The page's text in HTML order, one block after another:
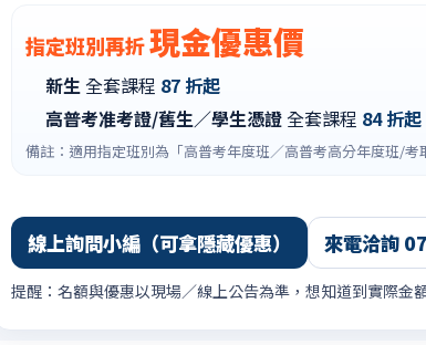
指定班別再折現金優惠價
新生全套課程 87 折起
高普考准考證/舊生／學生憑證全套課程 84 折起
備註：適用指定班別為「高普考年度班／高普考高分年度班/考
線上詢問小編（可拿隱藏優惠） 來電洽詢
提醒：名額與優惠以現場／線上公告為準，想知道到實際金